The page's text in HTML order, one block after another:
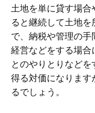
土地を単に貸す場
ると継続して土地
で、納税や管理の
経営などをする場
とのやりとりなど
得る対価になります
るでしょう。